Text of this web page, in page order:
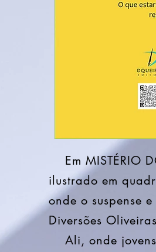
Em MISTÉRIO
ilustrado em
onde o suspense
Diversões
Ali, onde jovens